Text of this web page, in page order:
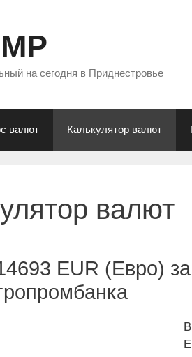
на сегодня в Приднестровье
валют Калькулятор валют
валют
EUR (Евро)